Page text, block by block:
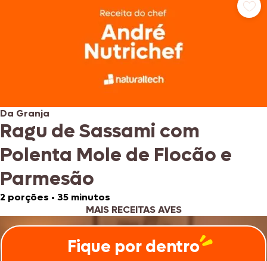
Da Granja
Ragu de Sassami com
Polenta Mole de Flocão e
Parmesão
2 porções • 35 minutos
MAIS RECEITAS AVES
Fique por dentro